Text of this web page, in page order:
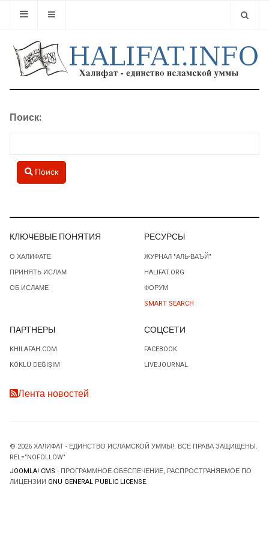
Форма поиска
Поиск:
Поиск
КЛЮЧЕВЫЕ ПОНЯТИЯ
О ХАЛИФАТЕ
ПРИНЯТЬ ИСЛАМ
ОБ ИСЛАМЕ
РЕСУРСЫ
ЖУРНАЛ "АЛЬ-ВАЪЙ"
HALIFAT.ORG
ФОРУМ
SMART SEARCH
ПАРТНЕРЫ
KHILAFAH.COM
KÖKLÜ DEĞIŞIM
СОЦСЕТИ
FACEBOOK
LIVEJOURNAL
Лента новостей
© 2026 ХАЛИФАТ - ЕДИНСТВО ИСЛАМСКОЙ УММЫ!. ВСЕ ПРАВА ЗАЩИЩЕНЫ.
REL="NOFOLLOW"
JOOMLA! CMS - ПРОГРАММНОЕ ОБЕСПЕЧЕНИЕ, РАСПРОСТРАНЯЕМОЕ ПО
ЛИЦЕНЗИИ GNU GENERAL PUBLIC LICENSE.